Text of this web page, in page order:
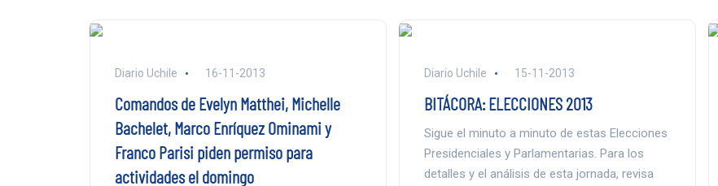
Diario Uchile 16-11-2013
Comandos de Evelyn Matthei, Michelle
Bachelet, Marco Enríquez Ominami y
Franco Parisi piden permiso para
actividades el domingo
Diario Uchile 15-11-2013
BITÁCORA: ELECCIONES 2013
Sigue el minuto a minuto de estas Elecciones
Presidenciales y Parlamentarias. Para los
detalles y el análisis de esta jornada, revisa